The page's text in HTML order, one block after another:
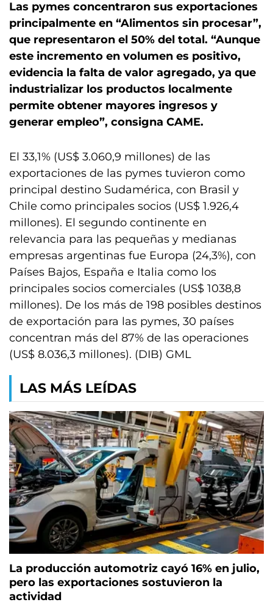
Las pymes concentraron sus exportaciones
principalmente en “Alimentos sin procesar”,
que representaron el 50% del total. “Aunque
este incremento en volumen es positivo,
evidencia la falta de valor agregado, ya que
industrializar los productos localmente
permite obtener mayores ingresos y
generar empleo”, consigna CAME.
El 33,1% (US$ 3.060,9 millones) de las
exportaciones de las pymes tuvieron como
principal destino Sudamérica, con Brasil y
Chile como principales socios (US$ 1.926,4
millones). El segundo continente en
relevancia para las pequeñas y medianas
empresas argentinas fue Europa (24,3%), con
Países Bajos, España e Italia como los
principales socios comerciales (US$ 1038,8
millones). De los más de 198 posibles destinos
de exportación para las pymes, 30 países
concentran más del 87% de las operaciones
(US$ 8.036,3 millones). (DIB) GML
LAS MÁS LEÍDAS
La producción automotriz cayó 16% en julio,
pero las exportaciones sostuvieron la
actividad